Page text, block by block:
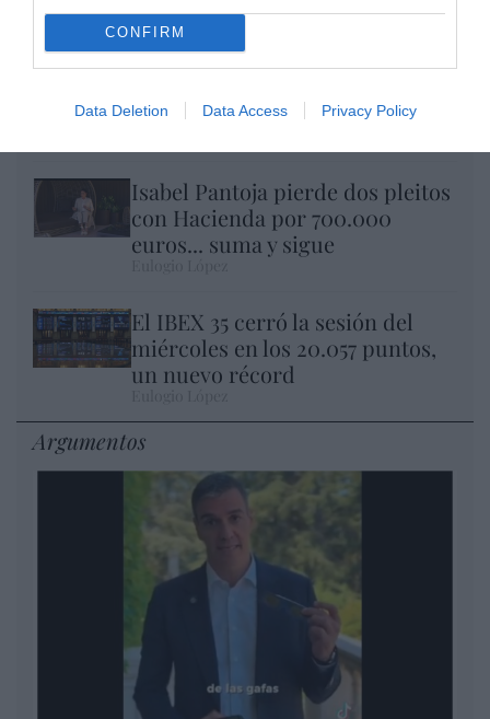
CONFIRM
Data Deletion Data Access Privacy Policy
son las patentes
Isabel Pantoja pierde dos pleitos
con Hacienda por 700.000
euros... suma y sigue
El IBEX 35 cerró la sesión del
miércoles en los 20.057 puntos,
un nuevo récord
Argumentos